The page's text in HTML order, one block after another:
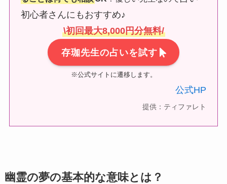
初心者さんにもおすすめ♪
\初回最大8,000円分無料/
存珈先生の占いを試す
※公式サイトに遷移します。
公式HP
提供：ティファレト
幽霊の夢の基本的な意味とは？